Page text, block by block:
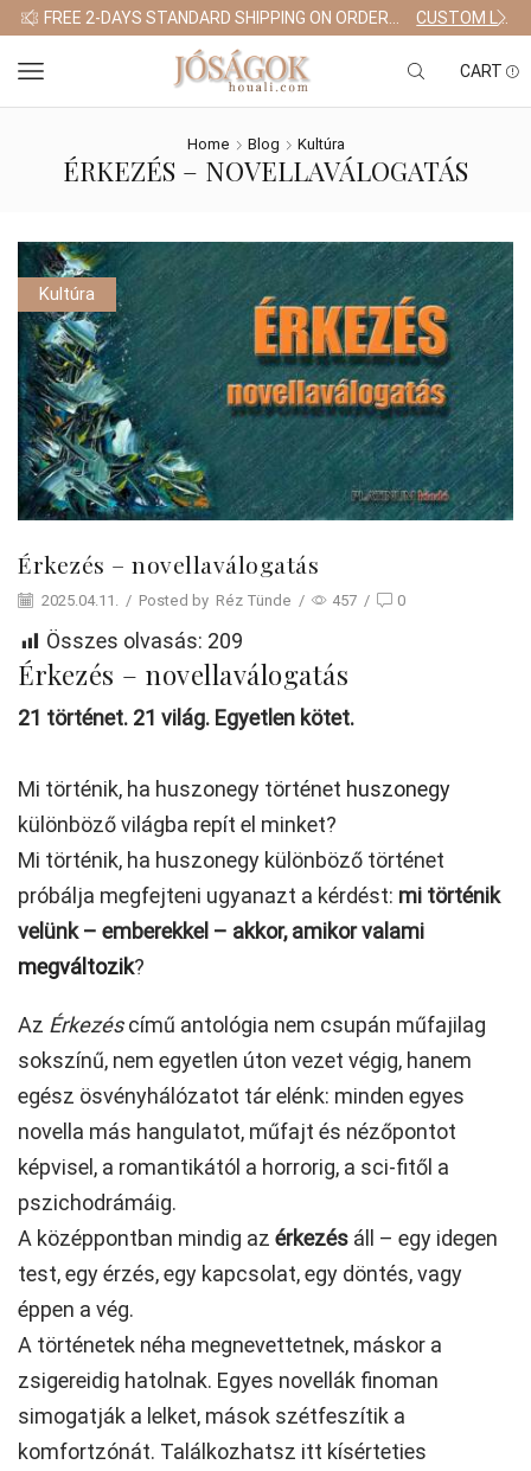
CUSTOM LINK
CART
Home Blog Kultúra
ÉRKEZÉS – NOVELLAVÁLOGATÁS
Kultúra
Érkezés – novellaválogatás
2025.04.11. / Posted by Réz Tünde / 457 / 0
Összes olvasás: 209
Érkezés – novellaválogatás
21 történet. 21 világ. Egyetlen kötet.
Mi történik, ha huszonegy történet huszonegy
különböző világba repít el minket?
Mi történik, ha huszonegy különböző történet
próbálja megfejteni ugyanazt a kérdést: mi történik
velünk – emberekkel – akkor, amikor valami
megváltozik?
Az Érkezéscímű antológia nem csupán műfajilag
sokszínű, nem egyetlen úton vezet végig, hanem
egész ösvényhálózatot tár elénk: minden egyes
novella más hangulatot, műfajt és nézőpontot
képvisel, a romantikától a horrorig, a sci-fitől a
pszichodrámáig.
A középpontban mindig az érkezés áll – egy idegen
test, egy érzés, egy kapcsolat, egy döntés, vagy
éppen a vég.
A történetek néha megnevettetnek, máskor a
zsigereidig hatolnak. Egyes novellák finoman
simogatják a lelket, mások szétfeszítik a
komfortzónát. Találkozhatsz itt kísérteties